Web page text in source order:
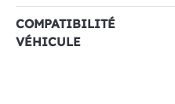
COMPATIBILITÉ
VÉHICULE